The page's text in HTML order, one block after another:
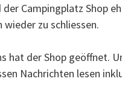
Campingplatz Shop
zu schliessen.
hat der Shop geöffnet.
Nachrichten lesen